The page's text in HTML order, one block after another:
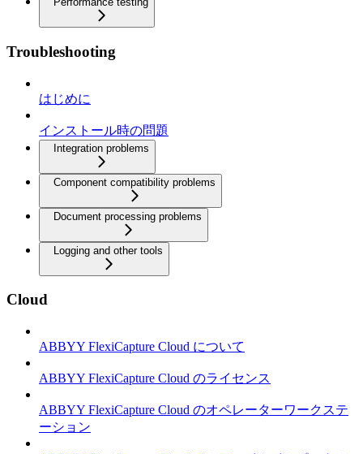
Troubleshooting
はじめに
インストール時の問題
Integration problems
Component compatibility problems
Document processing problems
Logging and other tools
Cloud
ABBYY FlexiCapture Cloud について
ABBYY FlexiCapture Cloud のライセンス
ABBYY FlexiCapture Cloud のオペレーターワークステ
ーション